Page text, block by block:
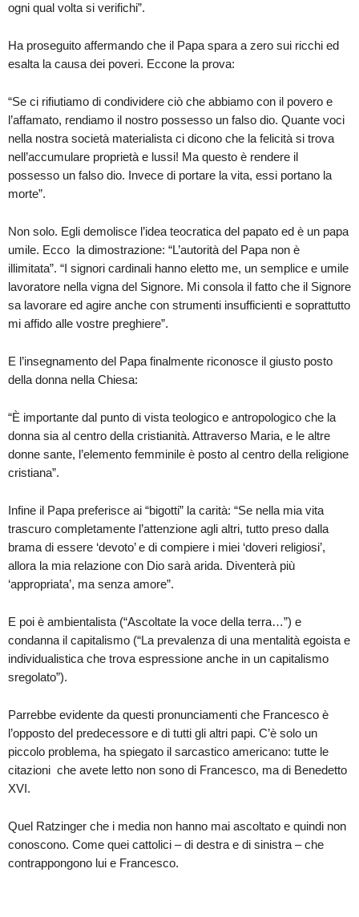
ogni qual volta si verifichi”.
Ha proseguito affermando che il Papa spara a zero sui ricchi ed
esalta la causa dei poveri. Eccone la prova:
“Se ci rifiutiamo di condividere ciò che abbiamo con il povero e
l’affamato, rendiamo il nostro possesso un falso dio. Quante voci
nella nostra società materialista ci dicono che la felicità si trova
nell’accumulare proprietà e lussi! Ma questo è rendere il
possesso un falso dio. Invece di portare la vita, essi portano la
morte”.
Non solo. Egli demolisce l’idea teocratica del papato ed è un papa
umile. Ecco la dimostrazione: “L’autorità del Papa non è
illimitata”. “I signori cardinali hanno eletto me, un semplice e umile
lavoratore nella vigna del Signore. Mi consola il fatto che il Signore
sa lavorare ed agire anche con strumenti insufficienti e soprattutto
mi affido alle vostre preghiere”.
E l’insegnamento del Papa finalmente riconosce il giusto posto
della donna nella Chiesa:
“È importante dal punto di vista teologico e antropologico che la
donna sia al centro della cristianità. Attraverso Maria, e le altre
donne sante, l’elemento femminile è posto al centro della religione
cristiana”.
Infine il Papa preferisce ai “bigotti” la carità: “Se nella mia vita
trascuro completamente l’attenzione agli altri, tutto preso dalla
brama di essere ‘devoto’ e di compiere i miei ‘doveri religiosi’,
allora la mia relazione con Dio sarà arida. Diventerà più
‘appropriata’, ma senza amore”.
E poi è ambientalista (“Ascoltate la voce della terra…”) e
condanna il capitalismo (“La prevalenza di una mentalità egoista e
individualistica che trova espressione anche in un capitalismo
sregolato”).
Parrebbe evidente da questi pronunciamenti che Francesco è
l’opposto del predecessore e di tutti gli altri papi. C’è solo un
piccolo problema, ha spiegato il sarcastico americano: tutte le
citazioni che avete letto non sono di Francesco, ma di Benedetto
XVI.
Quel Ratzinger che i media non hanno mai ascoltato e quindi non
conoscono. Come quei cattolici – di destra e di sinistra – che
contrappongono lui e Francesco.